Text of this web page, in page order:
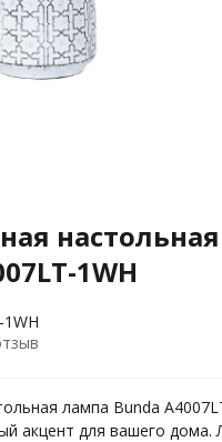
1WH
лампа Bunda
акцент для вашего дома.